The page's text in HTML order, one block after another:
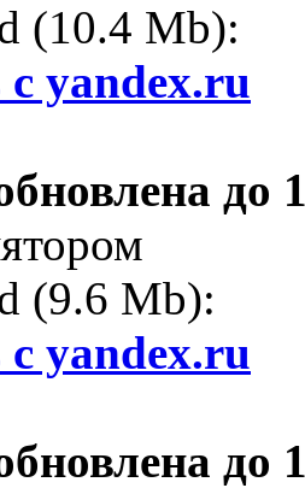
(10.4 Mb):
с yandex.ru
до
(9.6 Mb):
с yandex.ru
до